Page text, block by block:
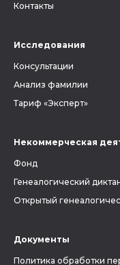
Контакты
Исследования
Консультации
Анализ фамилии
Тариф «Эксперт»
Некоммерческая
Фонд
Генеалогический
Открытый
Документы
Политика обработки